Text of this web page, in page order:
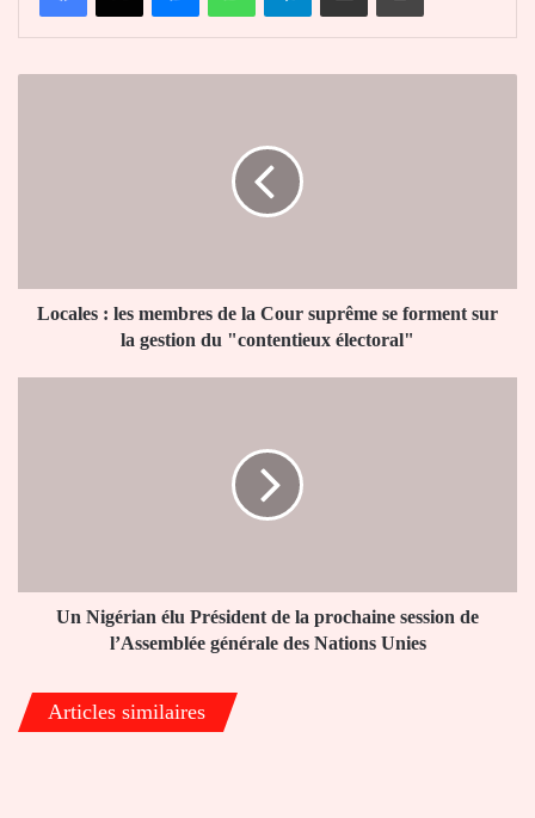
se
forment
Locales : les membres de la Cour suprême se forment sur
la gestion du "contentieux électoral"
de
l’Assemblée
Nations
Unies
Un Nigérian élu Président de la prochaine session de
l’Assemblée générale des Nations Unies
Articles similaires